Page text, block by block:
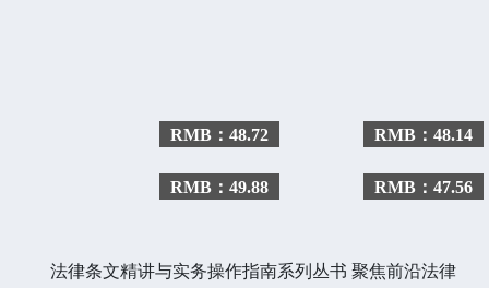
RMB：48.72 RMB：48.14
RMB：49.88 RMB：47.56
法律条文精讲与实务操作指南系列丛书 聚焦前沿法律